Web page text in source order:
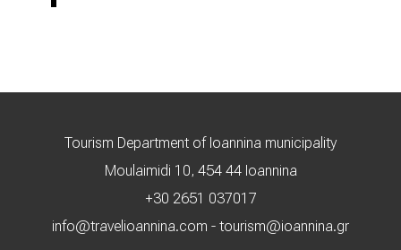
Tourism Department of Ioannina municipality
Moulaimidi 10, 454 44 Ioannina
+30 2651 037017
info@travelioannina.com - tourism@ioannina.gr